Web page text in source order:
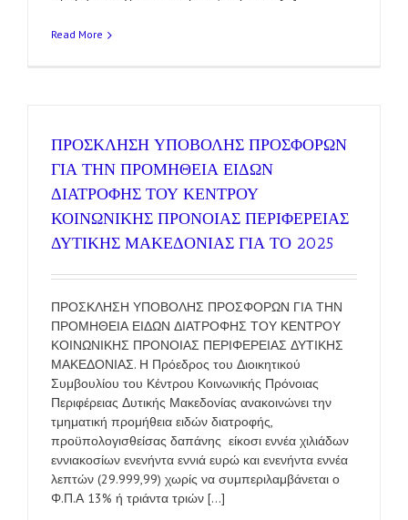
Read More
ΠΡΟΣΚΛΗΣΗ ΥΠΟΒΟΛΗΣ ΠΡΟΣΦΟΡΩΝ
ΓΙΑ ΤΗΝ ΠΡΟΜΗΘΕΙΑ ΕΙΔΩΝ
ΔΙΑΤΡΟΦΗΣ ΤΟΥ ΚΕΝΤΡΟΥ
ΚΟΙΝΩΝΙΚΗΣ ΠΡΟΝΟΙΑΣ ΠΕΡΙΦΕΡΕΙΑΣ
ΔΥΤΙΚΗΣ ΜΑΚΕΔΟΝΙΑΣ ΓΙΑ ΤΟ 2025
ΠΡΟΣΚΛΗΣΗ ΥΠΟΒΟΛΗΣ ΠΡΟΣΦΟΡΩΝ ΓΙΑ ΤΗΝ
ΠΡΟΜΗΘΕΙΑ ΕΙΔΩΝ ΔΙΑΤΡΟΦΗΣ ΤΟΥ ΚΕΝΤΡΟΥ
ΚΟΙΝΩΝΙΚΗΣ ΠΡΟΝΟΙΑΣ ΠΕΡΙΦΕΡΕΙΑΣ ΔΥΤΙΚΗΣ
ΜΑΚΕΔΟΝΙΑΣ. Η Πρόεδρος του Διοικητικού
Συμβουλίου του Κέντρου Κοινωνικής Πρόνοιας
Περιφέρειας Δυτικής Μακεδονίας ανακοινώνει την
τμηματική προμήθεια ειδών διατροφής,
προϋπολογισθείσας δαπάνης είκοσι εννέα χιλιάδων
εννιακοσίων ενενήντα εννιά ευρώ και ενενήντα εννέα
λεπτών (29.999,99) χωρίς να συμπεριλαμβάνεται ο
Φ.Π.Α 13% ή τριάντα τριών [...]